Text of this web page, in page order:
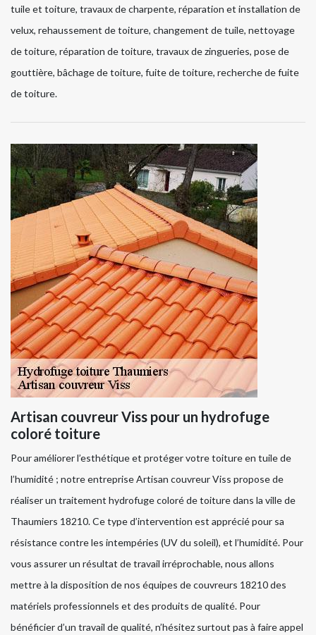
tuile et toiture, travaux de charpente, réparation et installation de
velux, rehaussement de toiture, changement de tuile, nettoyage
de toiture, réparation de toiture, travaux de zingueries, pose de
gouttière, bâchage de toiture, fuite de toiture, recherche de fuite
de toiture.
Artisan couvreur Viss pour un hydrofuge
coloré toiture
Pour améliorer l’esthétique et protéger votre toiture en tuile de
l’humidité ; notre entreprise Artisan couvreur Viss propose de
réaliser un traitement hydrofuge coloré de toiture dans la ville de
Thaumiers 18210. Ce type d’intervention est apprécié pour sa
résistance contre les intempéries (UV du soleil), et l’humidité. Pour
vous assurer un résultat de travail irréprochable, nous allons
mettre à la disposition de nos équipes de couvreurs 18210 des
matériels professionnels et des produits de qualité. Pour
bénéficier d’un travail de qualité, n’hésitez surtout pas à faire appel